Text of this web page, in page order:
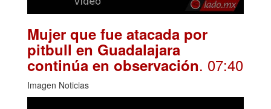
Mujer que fue atacada por
pitbull en Guadalajara
continúa en observación. 07:40
Imagen Noticias